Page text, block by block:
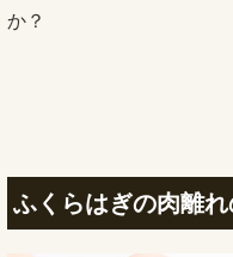
か？
ふくらはぎの肉離